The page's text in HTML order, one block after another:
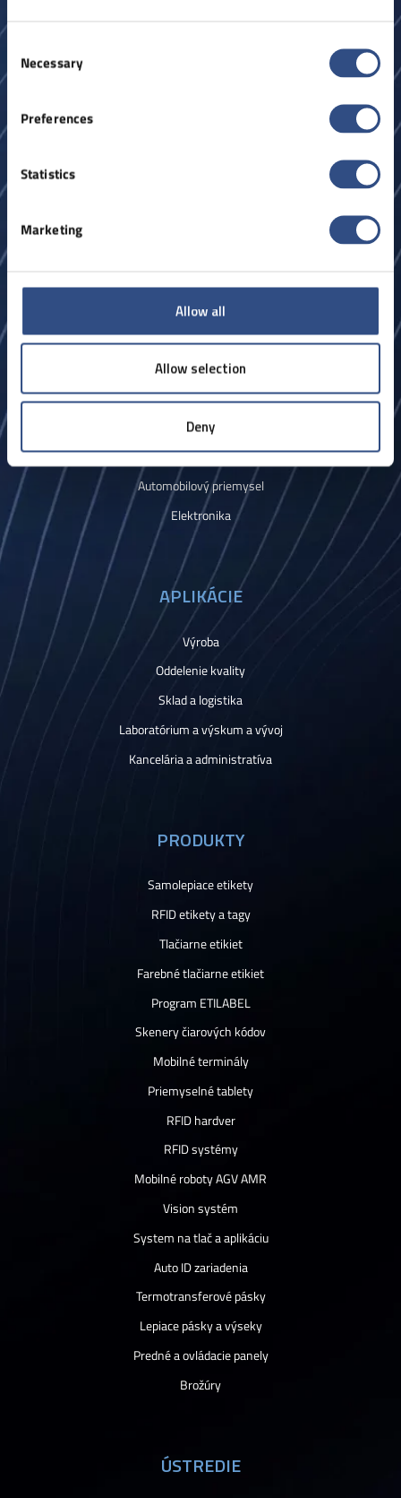
Selection
Necessary
Preferences
Statistics
Marketing
Allow all
Allow selection
Deny
PRIEMYSEL
Laboratóriá a darovanie krvi
Domáce spotrebiče
Automobilový priemysel
Elektronika
APLIKÁCIE
Výroba
Oddelenie kvality
Sklad a logistika
Laboratórium a výskum a vývoj
Kancelária a administratíva
PRODUKTY
Samolepiace etikety
RFID etikety a tagy
Tlačiarne etikiet
Farebné tlačiarne etikiet
Program ETILABEL
Skenery čiarových kódov
Mobilné terminály
Priemyselné tablety
RFID hardver
RFID systémy
Mobilné roboty AGV AMR
Vision systém
System na tlač a aplikáciu
Auto ID zariadenia
Termotransferové pásky
Lepiace pásky a výseky
Predné a ovládacie panely
Brožúry
ÚSTREDIE